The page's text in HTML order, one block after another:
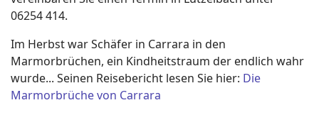
06254 414.
Im Herbst war Schäfer in Carrara in den
Marmorbrüchen, ein Kindheitstraum der endlich wahr
wurde... Seinen Reisebericht lesen Sie hier: Die
Marmorbrüche von Carrara